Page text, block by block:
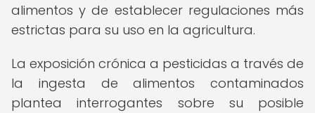
alimentos y de establecer regulaciones más
estrictas para su uso en la agricultura.
La exposición crónica a pesticidas a través de
la ingesta de alimentos contaminados
plantea interrogantes sobre su posible